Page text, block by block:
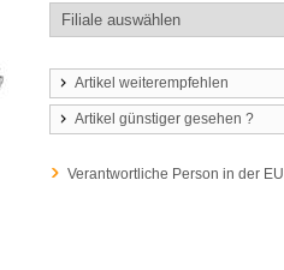
Artikel weiterempfehlen
Artikel günstiger gesehen ?
Verantwortliche Person in der EU